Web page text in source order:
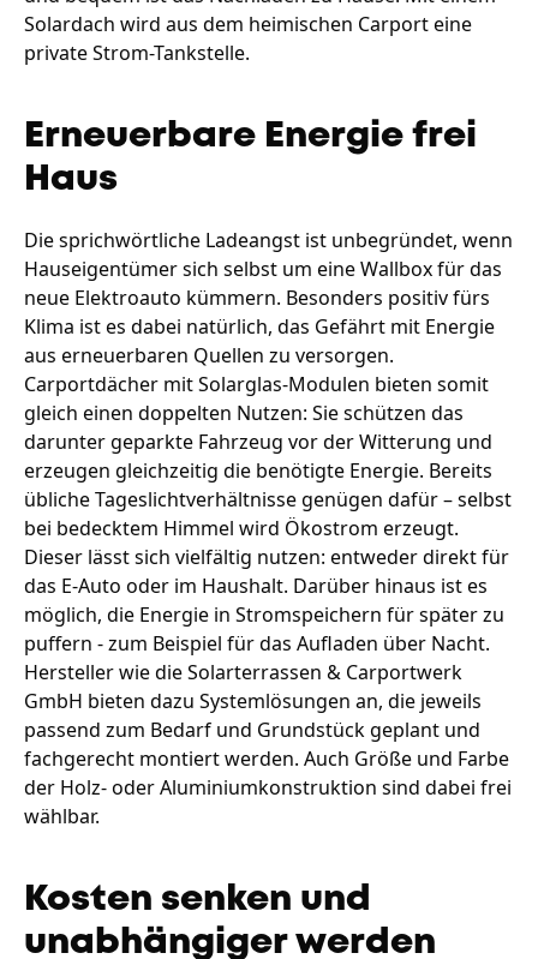
Solardach wird aus dem heimischen Carport eine
private Strom-Tankstelle.
Erneuerbare Energie frei
Haus
Die sprichwörtliche Ladeangst ist unbegründet, wenn
Hauseigentümer sich selbst um eine Wallbox für das
neue Elektroauto kümmern. Besonders positiv fürs
Klima ist es dabei natürlich, das Gefährt mit Energie
aus erneuerbaren Quellen zu versorgen.
Carportdächer mit Solarglas-Modulen bieten somit
gleich einen doppelten Nutzen: Sie schützen das
darunter geparkte Fahrzeug vor der Witterung und
erzeugen gleichzeitig die benötigte Energie. Bereits
übliche Tageslichtverhältnisse genügen dafür – selbst
bei bedecktem Himmel wird Ökostrom erzeugt.
Dieser lässt sich vielfältig nutzen: entweder direkt für
das E-Auto oder im Haushalt. Darüber hinaus ist es
möglich, die Energie in Stromspeichern für später zu
puffern - zum Beispiel für das Aufladen über Nacht.
Hersteller wie die Solarterrassen & Carportwerk
GmbH bieten dazu Systemlösungen an, die jeweils
passend zum Bedarf und Grundstück geplant und
fachgerecht montiert werden. Auch Größe und Farbe
der Holz- oder Aluminiumkonstruktion sind dabei frei
wählbar.
Kosten senken und
unabhängiger werden